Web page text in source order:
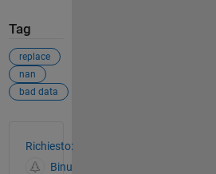
Tag
replace
nan
bad data
Richiesto:
Binu